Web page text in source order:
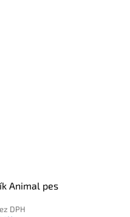
Animal pes
DPH